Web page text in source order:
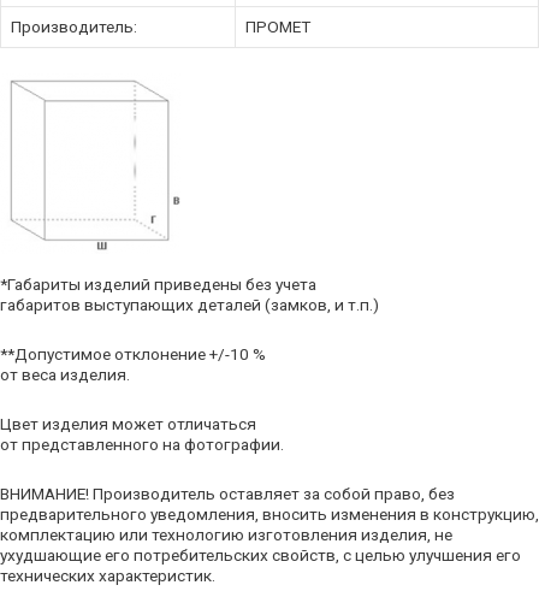
Производитель: ПРОМЕТ
*Габариты изделий приведены без учета
габаритов выступающих деталей (замков, и т.п.)
**Допустимое отклонение +/-10 %
от веса изделия.
Цвет изделия может отличаться
от представленного на фотографии.
ВНИМАНИЕ! Производитель оставляет за собой право, без
предварительного уведомления, вносить изменения в конструкцию,
комплектацию или технологию изготовления изделия, не
ухудшающие его потребительских свойств, с целью улучшения его
технических характеристик.